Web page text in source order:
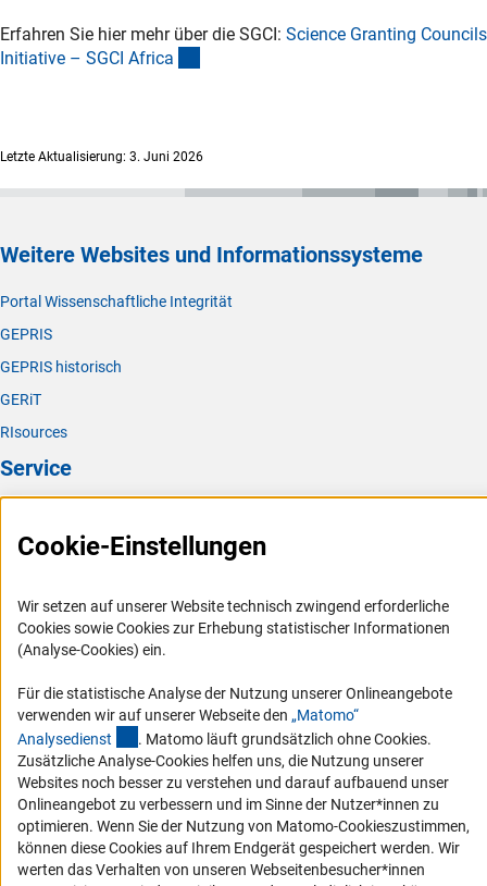
Erfahren Sie hier mehr über die SGCI: Science Granting Councils
Initiative – SGCI Africa
Letzte Aktualisierung: 3. Juni 2026
Weitere Websites und Informationssysteme
Portal Wissenschaftliche Integrität
GEPRIS
GEPRIS historisch
GERiT
RIsources
Service
FAQ
Logo und Corporate Design
RSS-Feeds
Vergabeverfahren
Barrierefreiheit
Service und Informationen für Menschen mit Behinderungen
Erklärung zur Barrierefreiheit
Barriere melden
Cookie-Einstellungen
Wir setzen auf unserer Website technisch zwingend erforderliche
Cookies sowie Cookies zur Erhebung statistischer Informationen
(Analyse-Cookies) ein.
Für die statistische Analyse der Nutzung unserer Onlineangebote
verwenden wir auf unserer Webseite den „Matomo“
Analysedienst (externer Link)
. Matomo läuft grundsätzlich ohne Cookies.
Zusätzliche Analyse-Cookies helfen uns, die Nutzung unserer
Websites noch besser zu verstehen und darauf aufbauend unser
Onlineangebot zu verbessern und im Sinne der Nutzer*innen zu
optimieren. Wenn Sie der Nutzung von Matomo-Cookieszustimmen,
können diese Cookies auf Ihrem Endgerät gespeichert werden. Wir
werten das Verhalten von unseren Webseitenbesucher*innen